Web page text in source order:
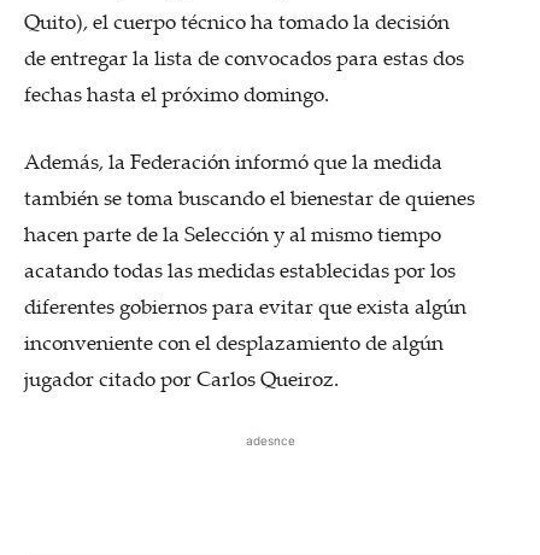
Quito), el cuerpo técnico ha tomado la decisión
de entregar la lista de convocados para estas dos
fechas hasta el próximo domingo.
Además, la Federación informó que la medida
también se toma buscando el bienestar de quienes
hacen parte de la Selección y al mismo tiempo
acatando todas las medidas establecidas por los
diferentes gobiernos para evitar que exista algún
inconveniente con el desplazamiento de algún
jugador citado por Carlos Queiroz.
adesnce